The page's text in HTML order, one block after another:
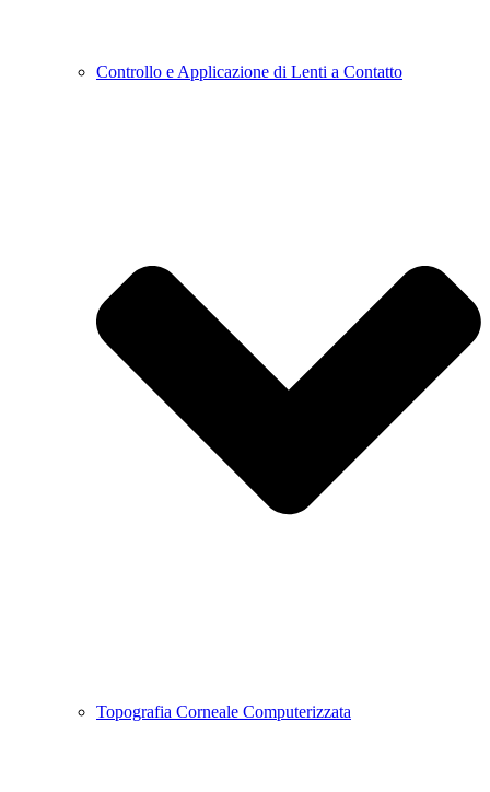
Controllo e Applicazione di Lenti a Contatto
Topografia Corneale Computerizzata